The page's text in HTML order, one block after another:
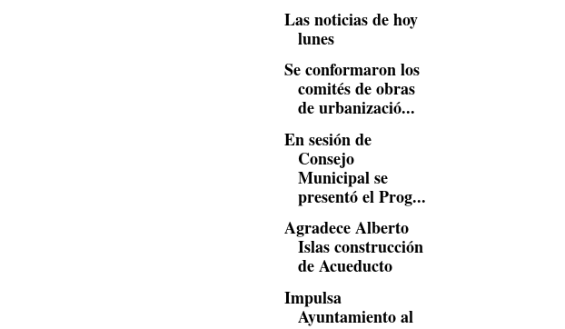
Las noticias de hoy
lunes
Se conformaron los
comités de obras
de urbanizació...
En sesión de
Consejo
Municipal se
presentó el Prog...
Agradece Alberto
Islas construcción
de Acueducto
Impulsa
Ayuntamiento al